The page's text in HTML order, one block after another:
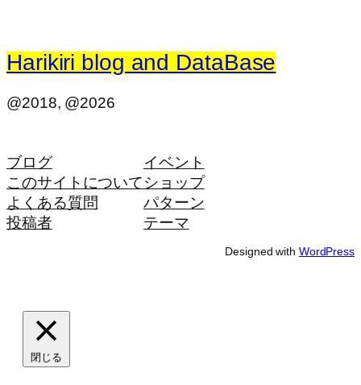
Harikiri blog and DataBase
@2018, @2026
ブログ
このサイトについて
よくある質問
投稿者
イベント
ショップ
パターン
テーマ
Designed with WordPress
閉じる